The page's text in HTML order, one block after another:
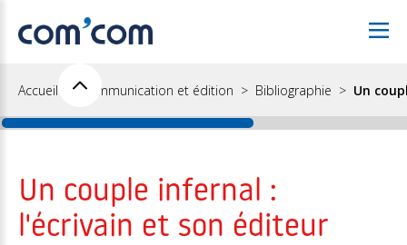
Accueil Communication et édition Bibliographie Un
Un couple infernal :
l'écrivain et son éditeur